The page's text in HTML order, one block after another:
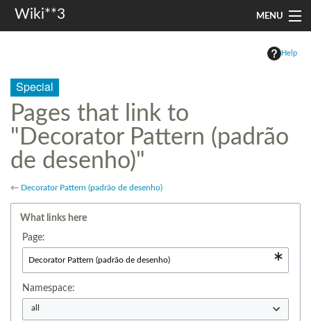
Wiki**3 MENU
aulas
investigação
Help
Special
Pages that link to
"Decorator Pattern (padrão
de desenho)"
← Decorator Pattern (padrão de desenho)
What links here
Page:
Namespace:
all